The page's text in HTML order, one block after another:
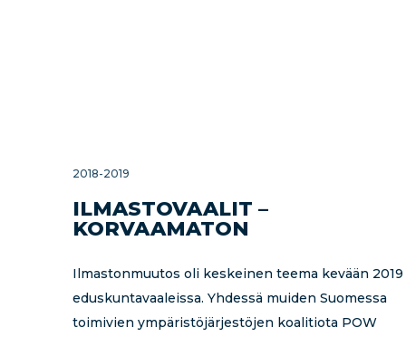
2018-2019
ILMASTOVAALIT –
KORVAAMATON
Ilmastonmuutos oli keskeinen teema kevään 2019
eduskuntavaaleissa. Yhdessä muiden Suomessa
toimivien ympäristöjärjestöjen koalitiota POW